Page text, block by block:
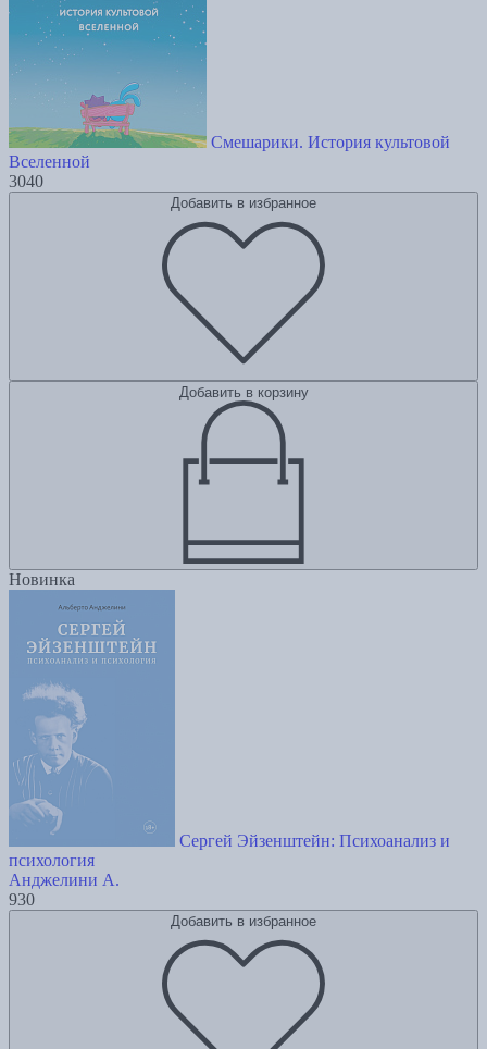
Смешарики. История культовой
Вселенной
3040
Добавить в избранное
Добавить в корзину
Новинка
Сергей Эйзенштейн: Психоанализ и
психология
Анджелини А.
930
Добавить в избранное